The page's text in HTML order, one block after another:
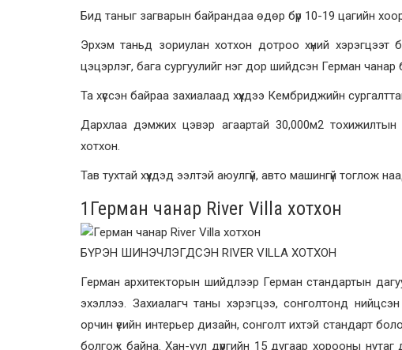
Бид таныг загварын байрандаа өдөр бүр 10-19 цагийн
Эрхэм таньд зориулан хотхон дотроо хүний хэрэгцээт
цэцэрлэг, бага сургуулийг нэг дор шийдсэн Герман чанар
Та хүссэн байраа захиалаад хүүхдээ Кембриджийн
Дархлаа дэмжих цэвэр агаартай 30,000м2 тохижилтын
хотхон.
Тав тухтай хүүхдэд ээлтэй аюулгүй, авто машингүй тоглож
1 Герман чанар River Villa хотхон
БҮРЭН ШИНЭЧЛЭГДСЭН RIVER VILLA ХОТХОН
Герман архитекторын шийдлээр Герман стандартын
эхэллээ. Захиалагч таны хэрэгцээ, сонголтонд
орчин үеийн интерьер дизайн, сонголт ихтэй стандарт
болгож байна. Хан-уул дүүргийн 15 дугаар хорооны